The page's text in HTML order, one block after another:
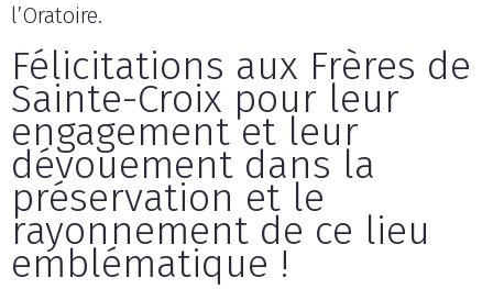
l’Oratoire.
Félicitations aux Frères de
Sainte-Croix pour leur
engagement et leur
dévouement dans la
préservation et le
rayonnement de ce lieu
emblématique !